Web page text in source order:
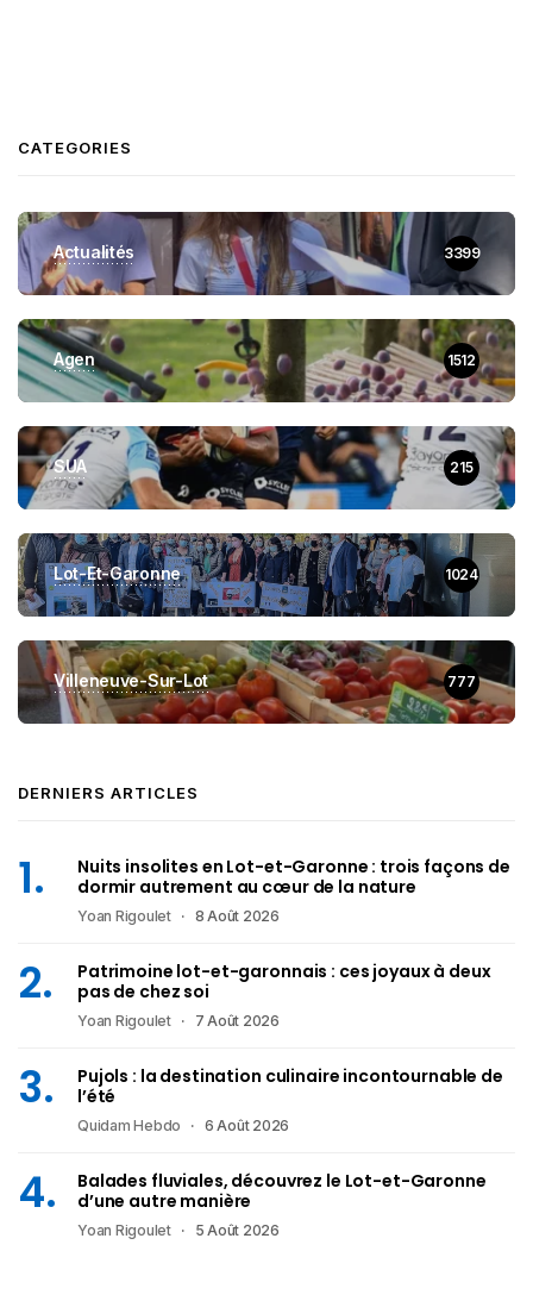
CATEGORIES
Actualités 3399
Agen 1512
SUA 215
Lot-Et-Garonne 1024
Villeneuve-Sur-Lot 777
DERNIERS ARTICLES
Nuits insolites en Lot-et-Garonne : trois façons de
dormir autrement au cœur de la nature
Yoan Rigoulet 8 Août 2026
Patrimoine lot-et-garonnais : ces joyaux à deux
pas de chez soi
Yoan Rigoulet 7 Août 2026
Pujols : la destination culinaire incontournable de
l’été
Quidam Hebdo 6 Août 2026
Balades fluviales, découvrez le Lot-et-Garonne
d’une autre manière
Yoan Rigoulet 5 Août 2026